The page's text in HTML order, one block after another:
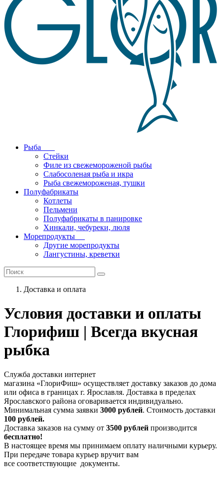
Рыба
Стейки
Филе из свежемороженой рыбы
Слабосоленая рыба и икра
Рыба свежемороженая, тушки
Полуфабрикаты
Котлеты
Пельмени
Полуфабрикаты в панировке
Хинкали, чебуреки, люля
Морепродукты
Другие морепродукты
Лангустины, креветки
Доставка и оплата
Условия доставки и оплаты
Глорифиш | Всегда вкусная
рыбка
Служба доставки интернет
магазина «ГлориФиш» осуществляет доставку заказов до дома
или офиса в границах г. Ярославля. Доставка в пределах
Ярославского района оговаривается индивидуально.
Минимальная сумма заявки 3000 рублей. Стоимость доставки
100 рублей.
Доставка заказов на сумму от 3500 рублей производится
бесплатно!
В настоящее время мы принимаем оплату наличными курьеру.
При передаче товара курьер вручит вам
все соответствующие документы.